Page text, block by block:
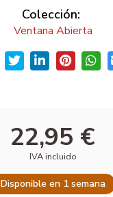
Colección:
Ventana Abierta
22,95 €
IVA incluido
Disponible en 1 semana